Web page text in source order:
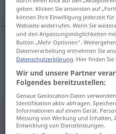
schwanger, trächtig
schwanger bremenita
trächtig bremenita
geben. Klicken Sie ansonsten auf
können Ihre Einwilligung jederzeit für
Webseite widerrufen. Wenn Sie
und den Anpassungsmöglichkeiten
Button „Mehr Optionen“.
Datenverarbeitung entnehmen Sie
Datenschutzerklärung. Hier finden
Wir und unsere Partner
Folgendes bereitzustellen:
Genaue Geolocation-Daten
Identifikation aktiv abfragen.
Informationen auf einem Gerät.
Messung von Werbung und Inhalten,
Entwicklung von Dienstleistungen.